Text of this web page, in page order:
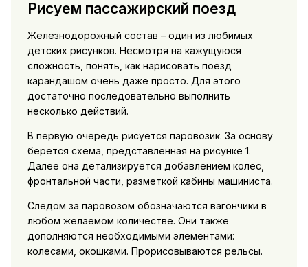
Рисуем пассажирский поезд
Железнодорожный состав – один из любимых
детских рисунков. Несмотря на кажущуюся
сложность, понять, как нарисовать поезд
карандашом очень даже просто. Для этого
достаточно последовательно выполнить
несколько действий.
В первую очередь рисуется паровозик. За основу
берется схема, представленная на рисунке 1.
Далее она детализируется добавлением колес,
фронтальной части, разметкой кабины машиниста.
Следом за паровозом обозначаются вагончики в
любом желаемом количестве. Они также
дополняются необходимыми элементами:
колесами, окошками. Прорисовываются рельсы.